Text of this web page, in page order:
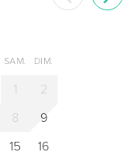
SAM. DIM.
1
2
8
9
15 16